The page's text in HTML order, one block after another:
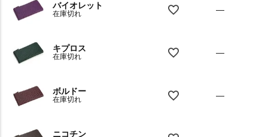
バイオレット
在庫切れ —
キプロス
在庫切れ —
ボルドー
在庫切れ —
ニコチン